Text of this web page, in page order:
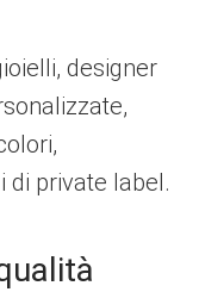
designer
di private label.